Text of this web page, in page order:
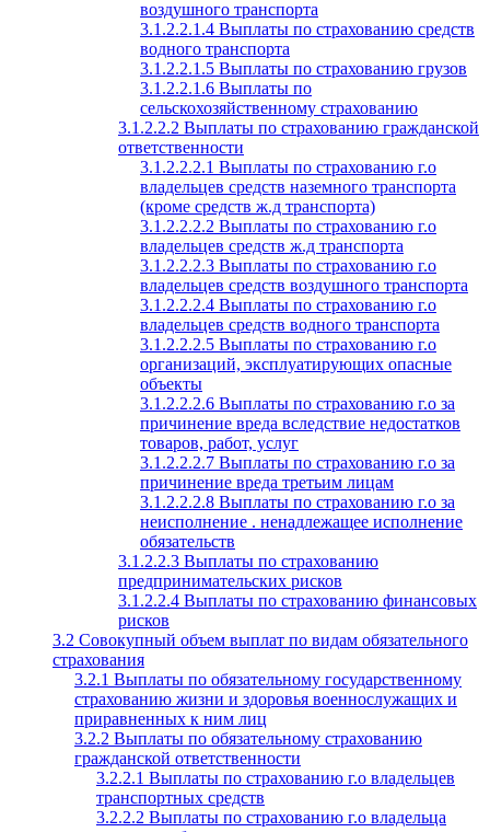
воздушного транспорта
3.1.2.2.1.4 Выплаты по страхованию средств
водного транспорта
3.1.2.2.1.5 Выплаты по страхованию грузов
3.1.2.2.1.6 Выплаты по
сельскохозяйственному страхованию
3.1.2.2.2 Выплаты по страхованию гражданской
ответственности
3.1.2.2.2.1 Выплаты по страхованию г.о
владельцев средств наземного транспорта
(кроме средств ж.д транспорта)
3.1.2.2.2.2 Выплаты по страхованию г.о
владельцев средств ж.д транспорта
3.1.2.2.2.3 Выплаты по страхованию г.о
владельцев средств воздушного транспорта
3.1.2.2.2.4 Выплаты по страхованию г.о
владельцев средств водного транспорта
3.1.2.2.2.5 Выплаты по страхованию г.о
организаций, эксплуатирующих опасные
объекты
3.1.2.2.2.6 Выплаты по страхованию г.о за
причинение вреда вследствие недостатков
товаров, работ, услуг
3.1.2.2.2.7 Выплаты по страхованию г.о за
причинение вреда третьим лицам
3.1.2.2.2.8 Выплаты по страхованию г.о за
неисполнение . ненадлежащее исполнение
обязательств
3.1.2.2.3 Выплаты по страхованию
предпринимательских рисков
3.1.2.2.4 Выплаты по страхованию финансовых
рисков
3.2 Совокупный объем выплат по видам обязательного
страхования
3.2.1 Выплаты по обязательному государственному
страхованию жизни и здоровья военнослужащих и
приравненных к ним лиц
3.2.2 Выплаты по обязательному страхованию
гражданской ответственности
3.2.2.1 Выплаты по страхованию г.о владельцев
транспортных средств
3.2.2.2 Выплаты по страхованию г.о владельца